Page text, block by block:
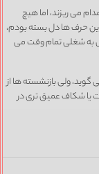
می ریزند، اما هیچ
حرف ها دل بسته بودم،
به شغلی تمام وقت می
ولی بازنشسته ها از
یا شکاف عمیق تری در